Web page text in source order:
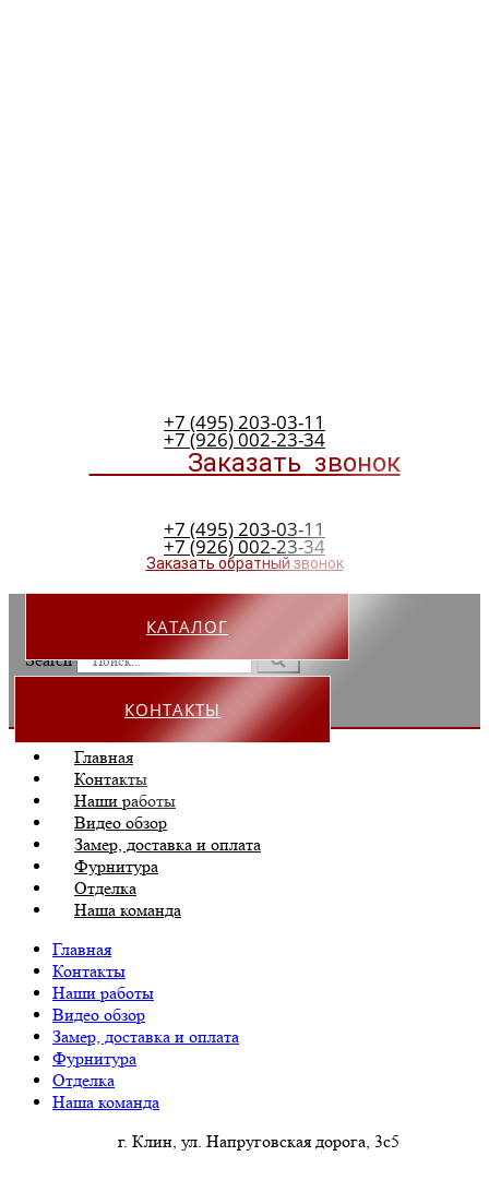
+7 (495) 203-03-11
+7 (926) 002-23-34
Заказать звонок
+7 (495) 203-03-11
+7 (926) 002-23-34
Заказать обратный звонок
КАТАЛОГ
Search
КОНТАКТЫ
Главная
Контакты
Наши работы
Видео обзор
Замер, доставка и оплата
Фурнитура
Отделка
Наша команда
Главная
Контакты
Наши работы
Видео обзор
Замер, доставка и оплата
Фурнитура
Отделка
Наша команда
г. Клин, ул. Напруговская дорога, 3с5